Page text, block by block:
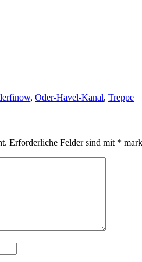
, Oder-Havel-Kanal, Treppe
Erforderliche Felder sind mit *